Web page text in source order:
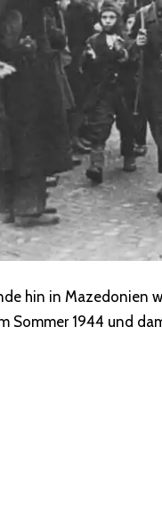
hin in Mazedonien
Sommer 1944 und